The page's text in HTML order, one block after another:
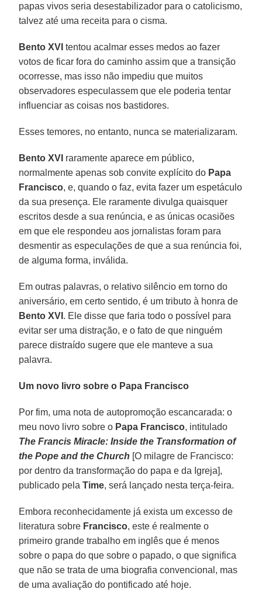
papas vivos seria desestabilizador para o catolicismo,
talvez até uma receita para o cisma.
Bento XVI tentou acalmar esses medos ao fazer
votos de ficar fora do caminho assim que a transição
ocorresse, mas isso não impediu que muitos
observadores especulassem que ele poderia tentar
influenciar as coisas nos bastidores.
Esses temores, no entanto, nunca se materializaram.
Bento XVI raramente aparece em público,
normalmente apenas sob convite explícito do Papa
Francisco, e, quando o faz, evita fazer um espetáculo
da sua presença. Ele raramente divulga quaisquer
escritos desde a sua renúncia, e as únicas ocasiões
em que ele respondeu aos jornalistas foram para
desmentir as especulações de que a sua renúncia foi,
de alguma forma, inválida.
Em outras palavras, o relativo silêncio em torno do
aniversário, em certo sentido, é um tributo à honra de
Bento XVI . Ele disse que faria todo o possível para
evitar ser uma distração, e o fato de que ninguém
parece distraído sugere que ele manteve a sua
palavra.
Um novo livro sobre o Papa Francisco
Por fim, uma nota de autopromoção escancarada: o
meu novo livro sobre o Papa Francisco, intitulado
The Francis Miracle: Inside the Transformation of
the Pope and the Church [O milagre de Francisco:
por dentro da transformação do papa e da Igreja],
publicado pelaTime, será lançado nesta terça-feira.
Embora reconhecidamente já exista um excesso de
literatura sobre Francisco, este é realmente o
primeiro grande trabalho em inglês que é menos
sobre o papa do que sobre o papado, o que significa
que não se trata de uma biografia convencional, mas
de uma avaliação do pontificado até hoje.